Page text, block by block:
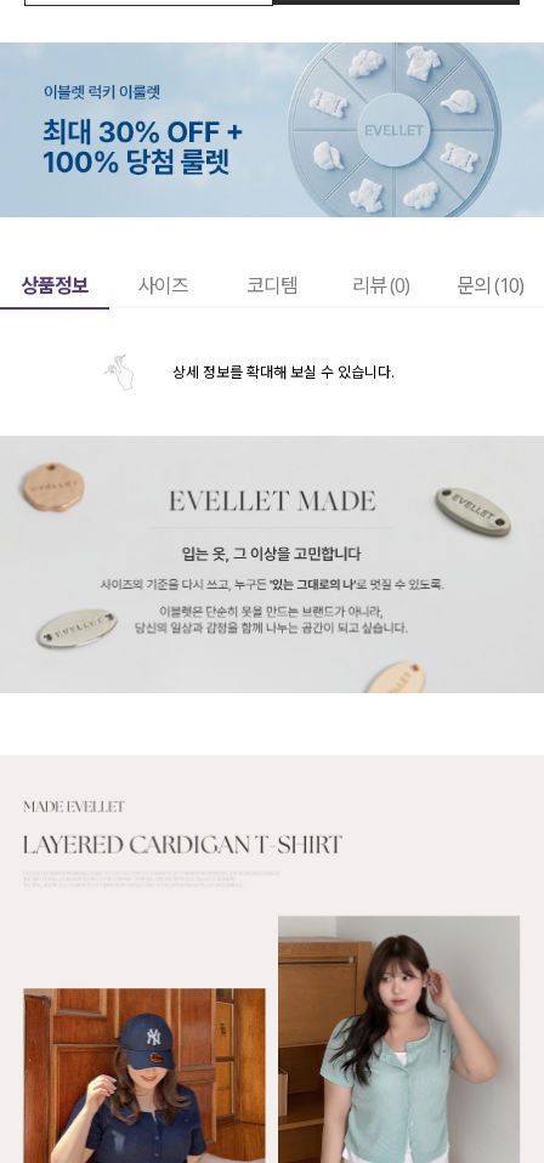
상품정보 사이즈 코디템 리뷰 (0) 문의 (10)
상세 정보를 확대해 보실 수 있습니다.